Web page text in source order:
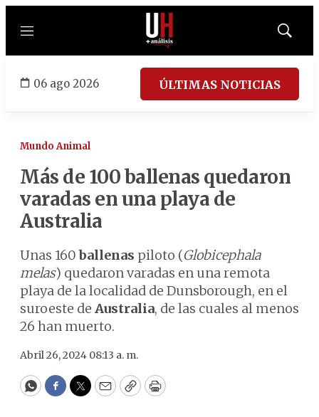
Menú
Mostrar
06 ago 2026 ÚLTIMAS NOTICIAS
Mundo Animal
Más de 100 ballenas quedaron
varadas en una playa de
Australia
Unas 160ballenas piloto (Globicephala
melas) quedaron varadas en una remota
playa de la localidad de Dunsborough, en el
suroeste de Australia, de las cuales al menos
26 han muerto.
Abril 26, 2024 08:13 a. m.
WhatsApp
Facebook
Twitter
EmailCopyPrint